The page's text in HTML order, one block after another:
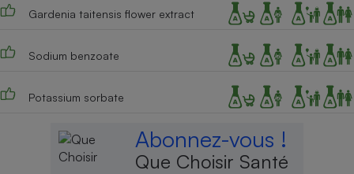
Gardenia taitensis flower extract
Sodium benzoate
Potassium sorbate
Abonnez-vous !
Que Choisir Santé